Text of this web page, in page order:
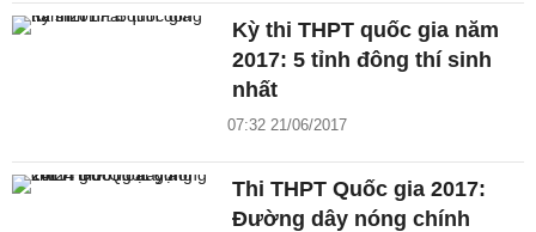
Kỳ thi THPT quốc gia năm
2017: 5 tỉnh đông thí sinh
nhất
07:32 21/06/2017
Thi THPT Quốc gia 2017:
Đường dây nóng chính